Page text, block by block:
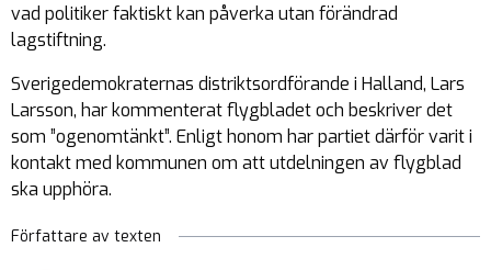
vad politiker faktiskt kan påverka utan förändrad
lagstiftning.
Sverigedemokraternas distriktsordförande i Halland, Lars
Larsson, har kommenterat flygbladet och beskriver det
som ”ogenomtänkt”. Enligt honom har partiet därför varit i
kontakt med kommunen om att utdelningen av flygblad
ska upphöra.
Författare av texten